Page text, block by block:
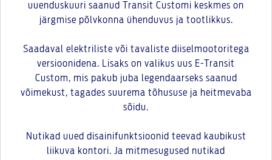
uuenduskuuri saanud Transit Customi keskmes on
järgmise põlvkonna ühenduvus ja tootlikkus.
Saadaval elektriliste või tavaliste diiselmootoritega
versioonidena. Lisaks on valikus uus E-Transit
Custom, mis pakub juba legendaarseks saanud
võimekust, tagades suurema tõhususe ja heitmevaba
sõidu.
Nutikad uued disainifunktsioonid teevad kaubikust
liikuva kontori. Ja mitmesugused nutikad